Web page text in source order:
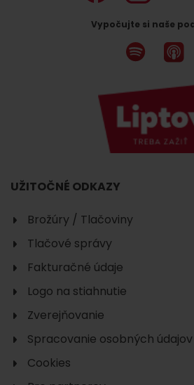
Vypočujte si naše
UŽITOČNÉ ODKAZY
Brožúry / Tlačoviny
Tlačové správy
Fakturačné údaje
Logo na stiahnutie
Zverejňovanie
Spracovanie osobných údajov
Cookies